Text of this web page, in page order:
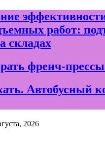
работ:
складах
френч-
Автобусный
2026